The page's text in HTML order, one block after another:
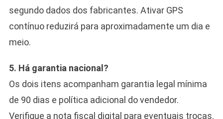
segundo dados dos fabricantes. Ativar GPS
contínuo reduzirá para aproximadamente um dia e
meio.
5. Há garantia nacional?
Os dois itens acompanham garantia legal mínima
de 90 dias e política adicional do vendedor.
Verifique a nota fiscal digital para eventuais trocas.